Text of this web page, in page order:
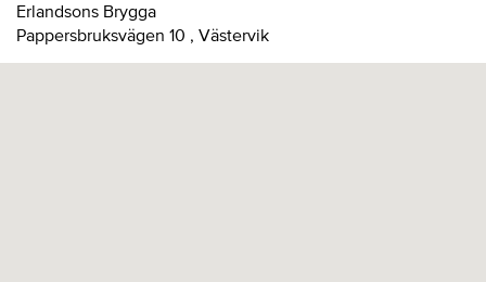
Erlandsons Brygga
Pappersbruksvägen 10 , Västervik